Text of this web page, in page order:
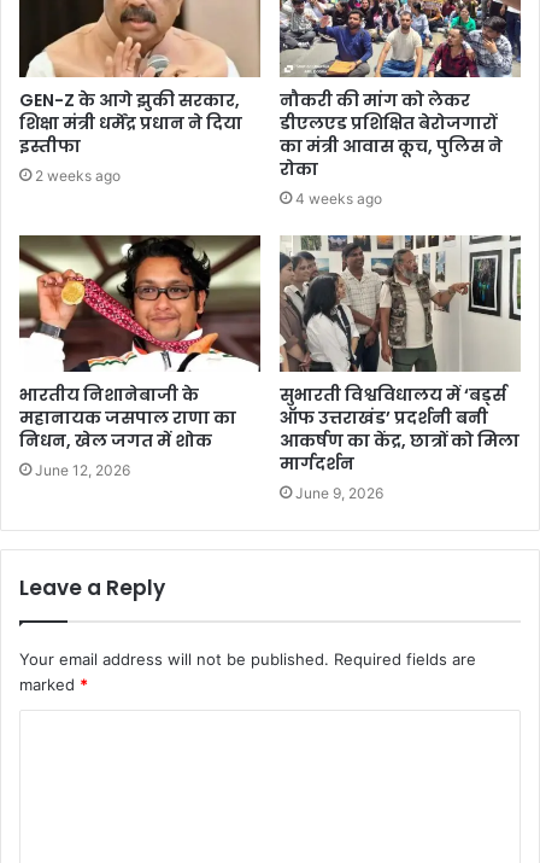
GEN-Z के आगे झुकी सरकार,
शिक्षा मंत्री धर्मेंद्र प्रधान ने दिया
इस्तीफा
2 weeks ago
नौकरी की मांग को लेकर
डीएलएड प्रशिक्षित बेरोजगारों
का मंत्री आवास कूच, पुलिस ने
रोका
4 weeks ago
भारतीय निशानेबाजी के
महानायक जसपाल राणा का
निधन, खेल जगत में शोक
June 12, 2026
सुभारती विश्वविधालय में ‘बर्ड्स
ऑफ उत्तराखंड’ प्रदर्शनी बनी
आकर्षण का केंद्र, छात्रों को मिला
मार्गदर्शन
June 9, 2026
Leave a Reply
Your email address will not be published. Required fields are
marked *